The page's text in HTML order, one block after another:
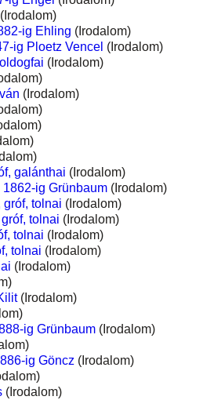
(Irodalom)
ig Ehling (Irodalom)
ig Ploetz Vencel (Irodalom)
(Irodalom)
(Irodalom)
galánthai (Irodalom)
ig Grünbaum (Irodalom)
gróf, tolnai (Irodalom)
tolnai (Irodalom)
tolnai (Irodalom)
tolnai (Irodalom)
(Irodalom)
(Irodalom)
ig Grünbaum (Irodalom)
ig Göncz (Irodalom)
(Irodalom)